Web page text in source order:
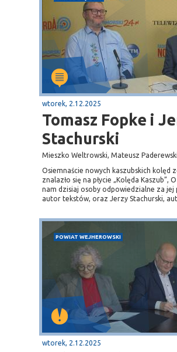
wtorek, 2.12.2025
Tomasz Fopke i
Stachurski
Mieszko Weltrowski, Mateusz Paderewski
Osiemnaście nowych kaszubskich kolęd
znalazło się na płycie „Kolęda
nam dzisiaj osoby odpowiedzialne za jej
autor tekstów, oraz Jerzy Stachurski,
POWIAT WEJHEROWSKI
wtorek, 2.12.2025